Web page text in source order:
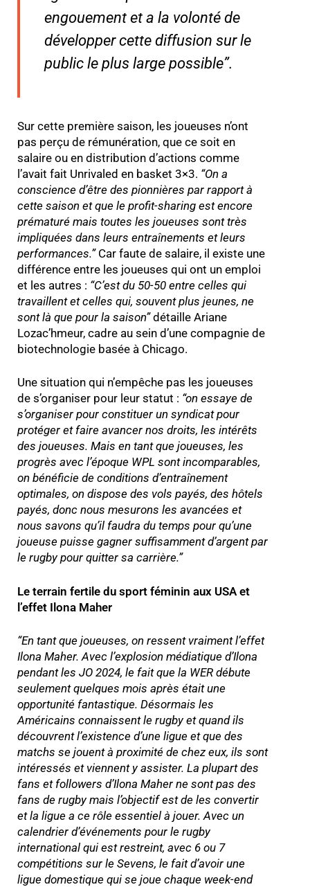
engouement et a la volonté de
développer cette diffusion sur le
public le plus large possible”.
Sur cette première saison, les joueuses n’ont
pas perçu de rémunération, que ce soit en
salaire ou en distribution d’actions comme
l’avait fait Unrivaled en basket 3×3. “On a
conscience d’être des pionnières par rapport à
cette saison et que le profit-sharing est encore
prématuré mais toutes les joueuses sont très
impliquées dans leurs entraînements et leurs
performances.”Car faute de salaire, il existe une
différence entre les joueuses qui ont un emploi
et les autres : “C’est du 50-50 entre celles qui
travaillent et celles qui, souvent plus jeunes, ne
sont là que pour la saison”détaille Ariane
Lozac’hmeur, cadre au sein d’une compagnie de
biotechnologie basée à Chicago.
Une situation qui n’empêche pas les joueuses
de s’organiser pour leur statut : “on essaye de
s’organiser pour constituer un syndicat pour
protéger et faire avancer nos droits, les intérêts
des joueuses. Mais en tant que joueuses, les
progrès avec l’époque WPL sont incomparables,
on bénéficie de conditions d’entraînement
optimales, on dispose des vols payés, des hôtels
payés, donc nous mesurons les avancées et
nous savons qu’il faudra du temps pour qu’une
joueuse puisse gagner suffisamment d’argent par
le rugby pour quitter sa carrière.”
Le terrain fertile du sport féminin aux USA et
l’effet Ilona Maher
“En tant que joueuses, on ressent vraiment l’effet
Ilona Maher. Avec l’explosion médiatique d’Ilona
pendant les JO 2024, le fait que la WER débute
seulement quelques mois après était une
opportunité fantastique. Désormais les
Américains connaissent le rugby et quand ils
découvrent l’existence d’une ligue et que des
matchs se jouent à proximité de chez eux, ils sont
intéressés et viennent y assister. La plupart des
fans et followers d’Ilona Maher ne sont pas des
fans de rugby mais l’objectif est de les convertir
et la ligue a ce rôle essentiel à jouer. Avec un
calendrier d’événements pour le rugby
international qui est restreint, avec 6 ou 7
compétitions sur le Sevens, le fait d’avoir une
ligue domestique qui se joue chaque week-end